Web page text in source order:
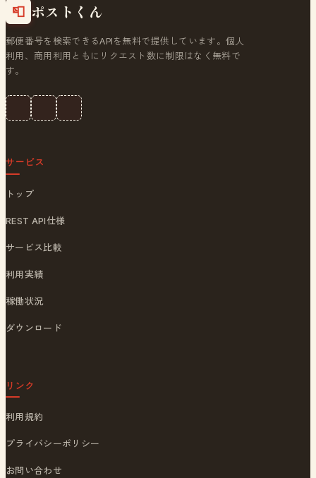
📮 ポストくん
郵便番号を検索できるAPIを無料で提供しています。個人
利用、商用利用ともにリクエスト数に制限はなく無料で
す。
サービス
トップ
REST API仕様
サービス比較
利用実績
稼働状況
ダウンロード
リンク
利用規約
プライバシーポリシー
お問い合わせ